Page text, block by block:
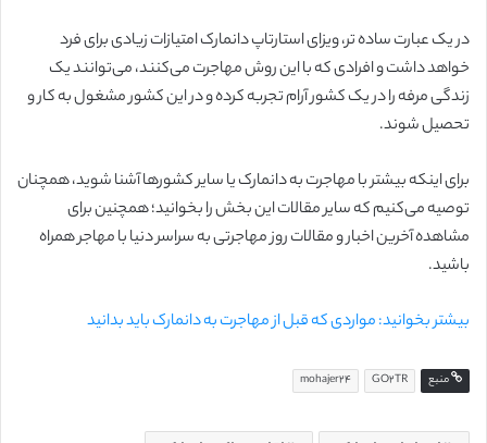
در یک عبارت ساده تر، ویزای استارتاپ دانمارک امتیازات زیادی برای فرد
خواهد داشت و افرادی که با این روش مهاجرت می‌کنند، می‌توانند یک
زندگی مرفه را در یک کشور آرام تجربه کرده و در این کشور مشغول به کار و
تحصیل شوند.
برای اینکه بیشتر با مهاجرت به دانمارک یا سایر کشورها آشنا شوید، همچنان
توصیه می‌کنیم که سایر مقالات این بخش را بخوانید؛ همچنین برای
مشاهده آخرین اخبار و مقالات روز مهاجرتی به سراسر دنیا با مهاجر همراه
باشید.
بیشتر بخوانید: مواردی که قبل از مهاجرت به دانمارک باید بدانید
منبع GO2TR
mohajer24